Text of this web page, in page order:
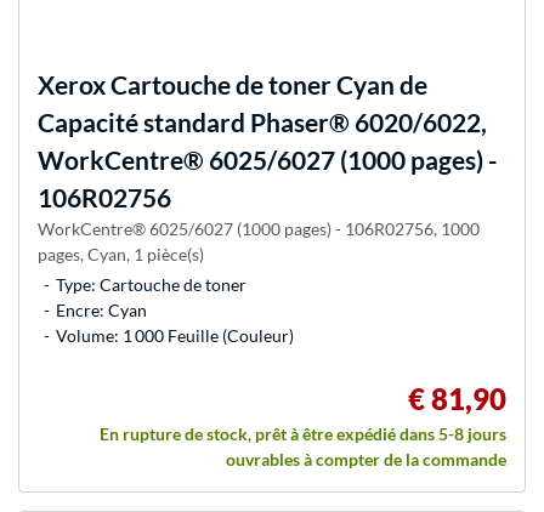
XeroxCartouche de toner Cyan de
Capacité standard Phaser® 6020/6022,
WorkCentre® 6025/6027 (1000 pages) -
106R02756
WorkCentre® 6025/6027 (1000 pages) - 106R02756, 1000
pages, Cyan, 1 pièce(s)
Type: Cartouche de toner
Encre: Cyan
Volume: 1 000 Feuille (Couleur)
€ 81,90
En rupture de stock, prêt à être expédié dans 5-8 jours
ouvrables à compter de la commande